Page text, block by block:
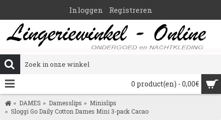
Inloggen Registreren
0 product(en) - 0,00€
DAMES Damesslips
Minislips
Sloggi Go Daily Cotton Dames Mini 3-pack Cacao